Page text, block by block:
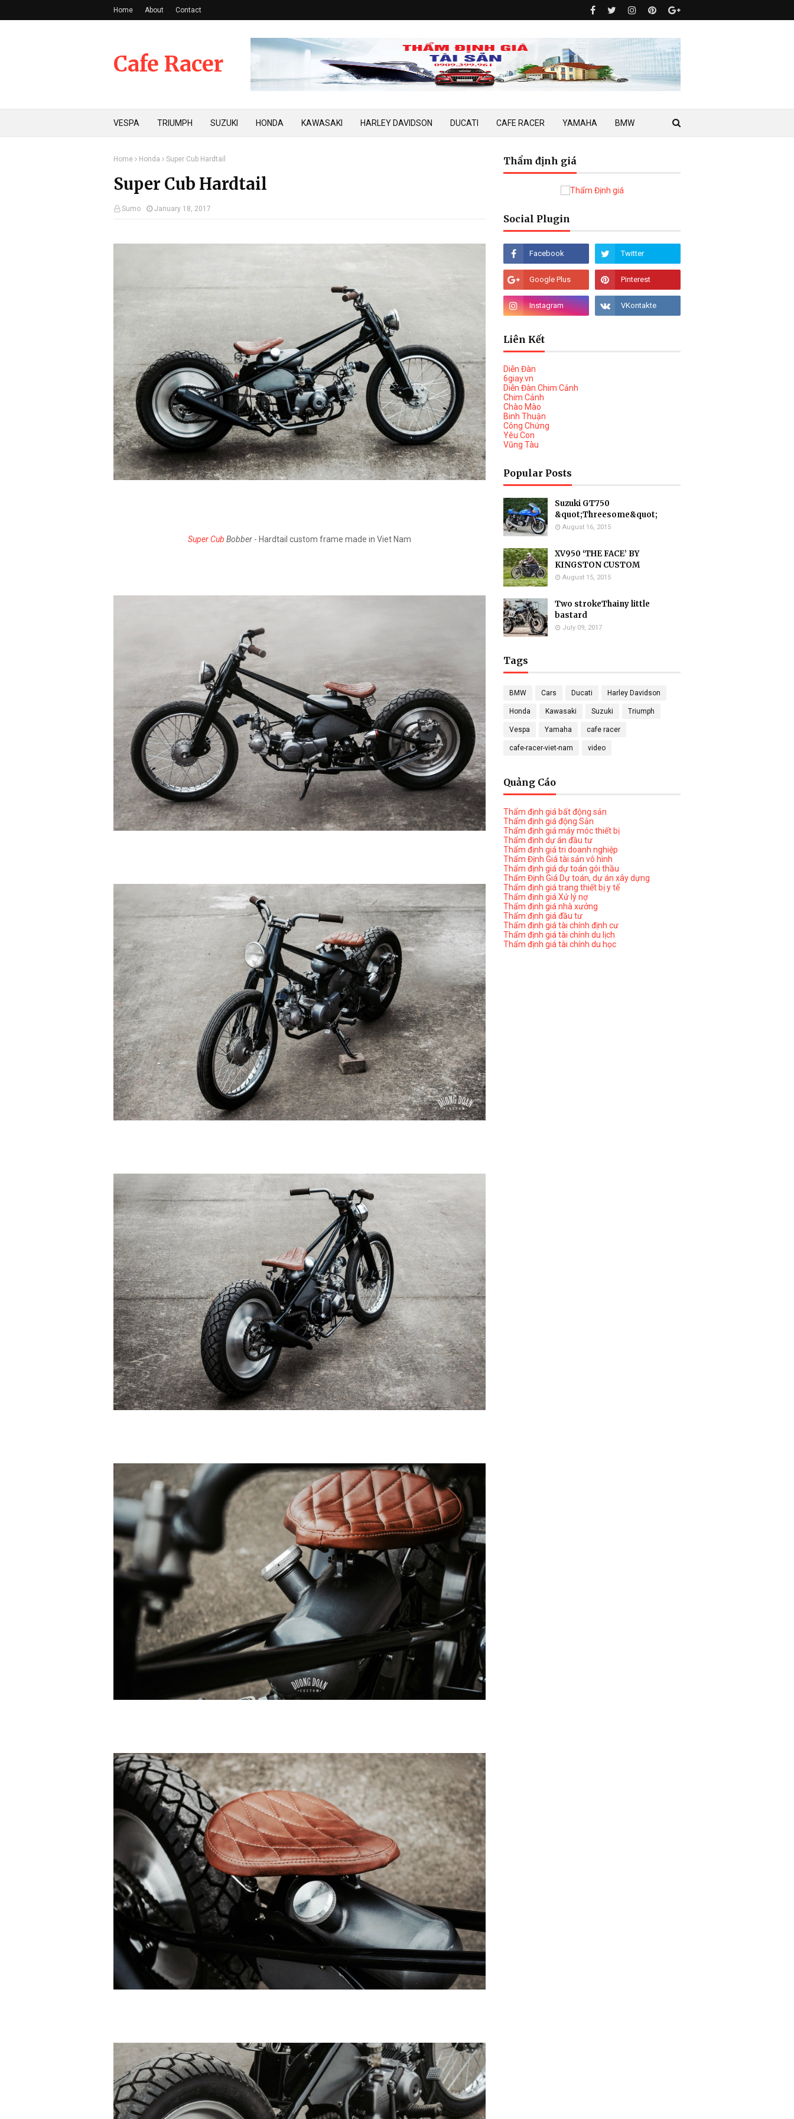
Home About Contact
Cafe Racer
VESPA TRIUMPH SUZUKI HONDA KAWASAKI HARLEY DAVIDSON DUCATI CAFE RACER YAMAHA BMW
Home Honda Super Cub Hardtail
Super Cub Hardtail
Sumo January 18, 2017
Super Cub Bobber - Hardtail custom frame made in Viet Nam
Thẩm định giá
Social Plugin
Liên Kết
Diễn Đàn
6giay.vn
Diễn Đàn Chim Cảnh
Chim Cảnh
Chào Mào
Binh Thuận
Công Chứng
Yêu Con
Vũng Tàu
Popular Posts
Suzuki GT750
&quot;Threesome&quot;
August 16, 2015
XV950 ‘THE FACE’ BY
KINGSTON CUSTOM
August 15, 2015
Two strokeThainy little
bastard
July 09, 2017
Tags
BMW Cars Ducati Harley Davidson
Honda Kawasaki Suzuki Triumph
Vespa Yamaha cafe racer
cafe-racer-viet-nam video
Quảng Cáo
Thẩm định giá bất động sản
Thẩm định giá động Sản
Thẩm định giá máy móc thiết bị
Thẩm định dự án đầu tư
Thẩm định giá tri doanh nghiệp
Thẩm Định Giá tài sản vô hình
Thẩm định giá dự toán gói thầu
Thẩm Định Giá Dự toán, dự án xây dựng
Thẩm định giá trang thiết bị y tế
Thẩm định giá Xử lý nợ
Thẩm định giá nhà xưởng
Thẩm định giá đầu tư
Thẩm định giá tài chính định cư
Thẩm định giá tài chính du lịch
Thẩm định giá tài chính du học